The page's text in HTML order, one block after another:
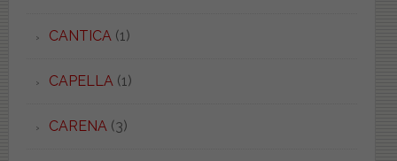
CANTICA (1)
CAPELLA (1)
CARENA (3)